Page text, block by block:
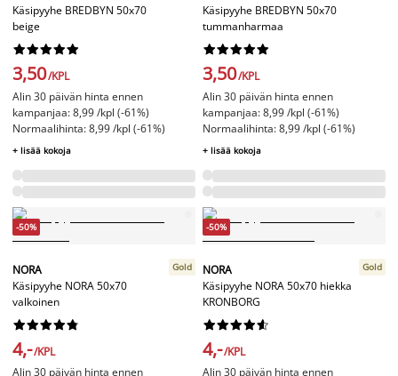
Käsipyyhe BREDBYN 50x70
beige






3,50/KPL
Alin 30 päivän hinta ennen
kampanjaa: 8,99 /kpl (-61%)
Normaalihinta: 8,99 /kpl (-61%)
+ lisää kokoja
Käsipyyhe BREDBYN 50x70
tummanharmaa






3,50/KPL
Alin 30 päivän hinta ennen
kampanjaa: 8,99 /kpl (-61%)
Normaalihinta: 8,99 /kpl (-61%)
+ lisää kokoja
-50%
NORA
Käsipyyhe NORA 50x70
valkoinen
Gold






4,-/KPL
Alin 30 päivän hinta ennen
-50%
NORA
Käsipyyhe NORA 50x70 hiekka
KRONBORG
Gold






4,-/KPL
Alin 30 päivän hinta ennen